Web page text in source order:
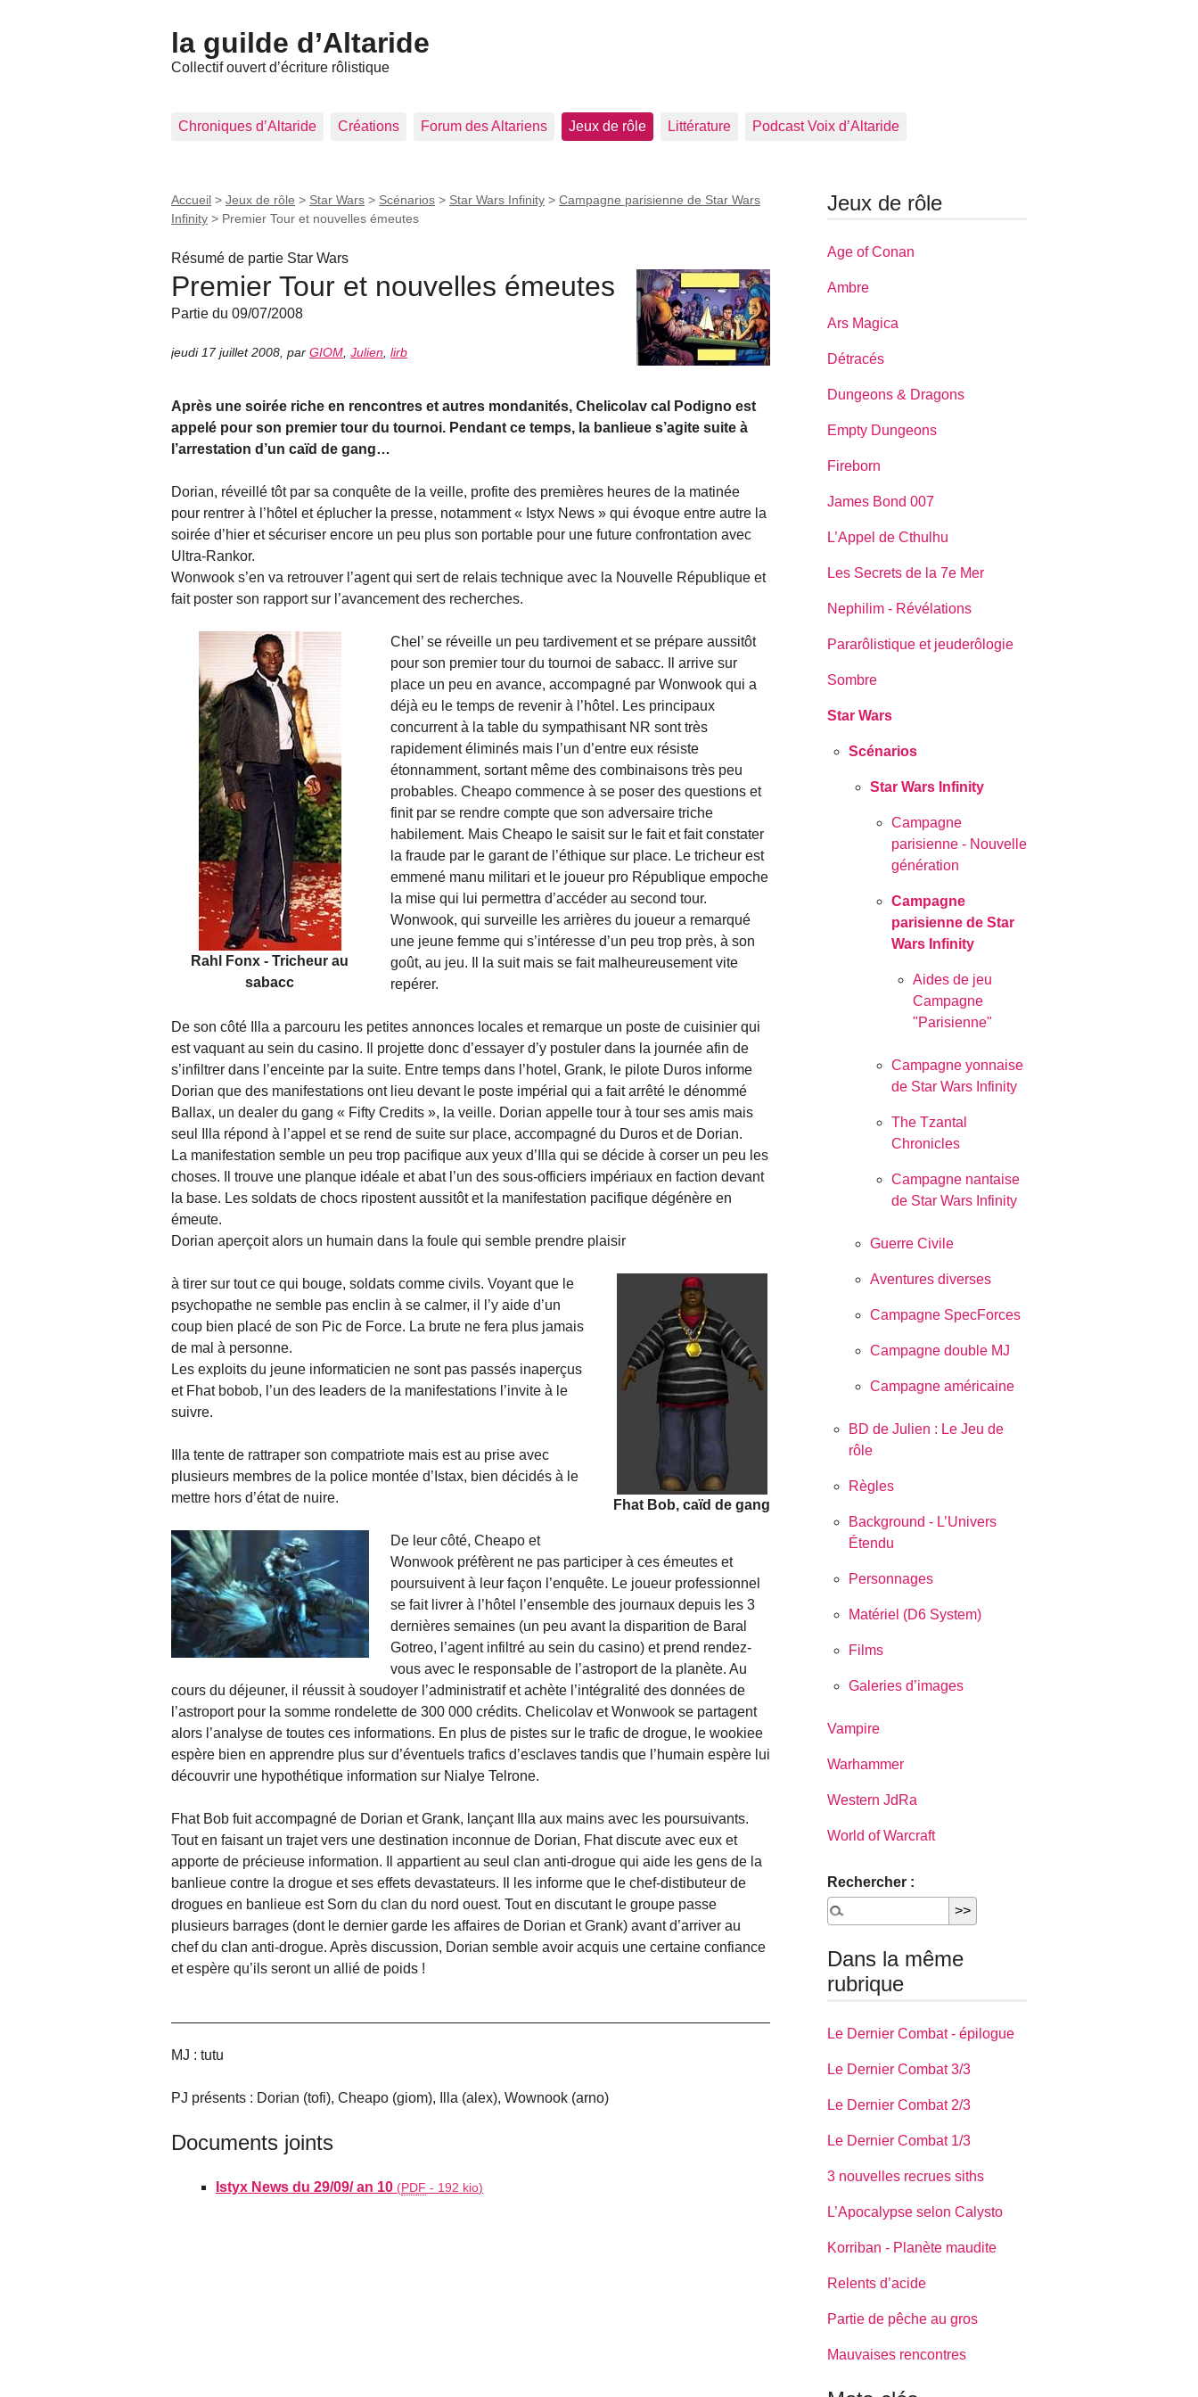
la guilde d’Altaride
Collectif ouvert d’écriture rôlistique
Chroniques d’Altaride Créations Forum des Altariens Jeux de rôle Littérature Podcast Voix d’Altaride
Accueil > Jeux de rôle > Star Wars > Scénarios > Star Wars Infinity > Campagne parisienne de Star Wars
Infinity > Premier Tour et nouvelles émeutes
Résumé de partie Star Wars
Premier Tour et nouvelles émeutes
Partie du 09/07/2008
jeudi 17 juillet 2008 par GIOM Julien lirb
Après une soirée riche en rencontres et autres mondanités, Chelicolav cal Podigno est
appelé pour son premier tour du tournoi. Pendant ce temps, la banlieue s’agite suite à
l’arrestation d’un caïd de gang…
Dorian, réveillé tôt par sa conquête de la veille, profite des premières heures de la matinée
pour rentrer à l’hôtel et éplucher la presse, notamment « Istyx News » qui évoque entre autre la
soirée d’hier et sécuriser encore un peu plus son portable pour une future confrontation avec
Ultra-Rankor.
Wonwook s’en va retrouver l’agent qui sert de relais technique avec la Nouvelle République et
fait poster son rapport sur l’avancement des recherches.
Rahl Fonx - Tricheur au
sabacc
Chel’ se réveille un peu tardivement et se prépare aussitôt
pour son premier tour du tournoi de sabacc. Il arrive sur
place un peu en avance, accompagné par Wonwook qui a
déjà eu le temps de revenir à l’hôtel. Les principaux
concurrent à la table du sympathisant NR sont très
rapidement éliminés mais l’un d’entre eux résiste
étonnamment, sortant même des combinaisons très peu
probables. Cheapo commence à se poser des questions et
finit par se rendre compte que son adversaire triche
habilement. Mais Cheapo le saisit sur le fait et fait constater
la fraude par le garant de l’éthique sur place. Le tricheur est
emmené manu militari et le joueur pro République empoche
la mise qui lui permettra d’accéder au second tour.
Wonwook, qui surveille les arrières du joueur a remarqué
une jeune femme qui s’intéresse d’un peu trop près, à son
goût, au jeu. Il la suit mais se fait malheureusement vite
repérer.
De son côté Illa a parcouru les petites annonces locales et remarque un poste de cuisinier qui
est vaquant au sein du casino. Il projette donc d’essayer d’y postuler dans la journée afin de
s’infiltrer dans l’enceinte par la suite. Entre temps dans l’hotel, Grank, le pilote Duros informe
Dorian que des manifestations ont lieu devant le poste impérial qui a fait arrêté le dénommé
Ballax, un dealer du gang « Fifty Credits », la veille. Dorian appelle tour à tour ses amis mais
seul Illa répond à l’appel et se rend de suite sur place, accompagné du Duros et de Dorian.
La manifestation semble un peu trop pacifique aux yeux d’Illa qui se décide à corser un peu les
choses. Il trouve une planque idéale et abat l’un des sous-officiers impériaux en faction devant
la base. Les soldats de chocs ripostent aussitôt et la manifestation pacifique dégénère en
émeute.
Dorian aperçoit alors un humain dans la foule qui semble prendre plaisir
Fhat Bob, caïd de gang
à tirer sur tout ce qui bouge, soldats comme civils. Voyant que le
psychopathe ne semble pas enclin à se calmer, il l’y aide d’un
coup bien placé de son Pic de Force. La brute ne fera plus jamais
de mal à personne.
Les exploits du jeune informaticien ne sont pas passés inaperçus
et Fhat bobob, l’un des leaders de la manifestations l’invite à le
suivre.
Illa tente de rattraper son compatriote mais est au prise avec
plusieurs membres de la police montée d’Istax, bien décidés à le
mettre hors d’état de nuire.
De leur côté, Cheapo et
Wonwook préfèrent ne pas participer à ces émeutes et
poursuivent à leur façon l’enquête. Le joueur professionnel
se fait livrer à l’hôtel l’ensemble des journaux depuis les 3
dernières semaines (un peu avant la disparition de Baral
Gotreo, l’agent infiltré au sein du casino) et prend rendez-
vous avec le responsable de l’astroport de la planète. Au
cours du déjeuner, il réussit à soudoyer l’administratif et achète l’intégralité des données de
l’astroport pour la somme rondelette de 300 000 crédits. Chelicolav et Wonwook se partagent
alors l’analyse de toutes ces informations. En plus de pistes sur le trafic de drogue, le wookiee
espère bien en apprendre plus sur d’éventuels trafics d’esclaves tandis que l’humain espère lui
découvrir une hypothétique information sur Nialye Telrone.
Fhat Bob fuit accompagné de Dorian et Grank, lançant Illa aux mains avec les poursuivants.
Tout en faisant un trajet vers une destination inconnue de Dorian, Fhat discute avec eux et
apporte de précieuse information. Il appartient au seul clan anti-drogue qui aide les gens de la
banlieue contre la drogue et ses effets devastateurs. Il les informe que le chef-distibuteur de
drogues en banlieue est Sorn du clan du nord ouest. Tout en discutant le groupe passe
plusieurs barrages (dont le dernier garde les affaires de Dorian et Grank) avant d’arriver au
chef du clan anti-drogue. Après discussion, Dorian semble avoir acquis une certaine confiance
et espère qu’ils seront un allié de poids !
MJ : tutu
PJ présents : Dorian (tofi), Cheapo (giom), Illa (alex), Wownook (arno)
Documents joints
Istyx News du 29/09/ an 10 (PDF - 192 kio)
Jeux de rôle
Age of Conan
Ambre
Ars Magica
Détracés
Dungeons & Dragons
Empty Dungeons
Fireborn
James Bond 007
L’Appel de Cthulhu
Les Secrets de la 7e Mer
Nephilim - Révélations
Pararôlistique et jeuderôlogie
Sombre
Star Wars
Scénarios
Star Wars Infinity
Campagne
parisienne - Nouvelle
génération
Campagne
parisienne de Star
Wars Infinity
Aides de jeu
Campagne
"Parisienne"
Campagne yonnaise
de Star Wars Infinity
The Tzantal
Chronicles
Campagne nantaise
de Star Wars Infinity
Guerre Civile
Aventures diverses
Campagne SpecForces
Campagne double MJ
Campagne américaine
BD de Julien : Le Jeu de
rôle
Règles
Background - L’Univers
Étendu
Personnages
Matériel (D6 System)
Films
Galeries d’images
Vampire
Warhammer
Western JdRa
World of Warcraft
Rechercher :
Dans la même
rubrique
Le Dernier Combat - épilogue
Le Dernier Combat 3/3
Le Dernier Combat 2/3
Le Dernier Combat 1/3
3 nouvelles recrues siths
L’Apocalypse selon Calysto
Korriban - Planète maudite
Relents d’acide
Partie de pêche au gros
Mauvaises rencontres